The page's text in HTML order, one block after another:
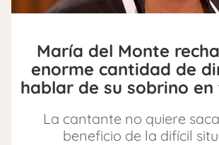
María del Monte
enorme cantidad de
hablar de su sobrino
La cantante no quiere
beneficio de la difícil